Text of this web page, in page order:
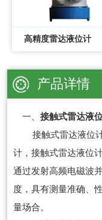
高精度雷达液位计
产品详情
一、 接触式雷达液
接触式雷达液位计
计，接触式雷达液位
通过发射高频电磁波
度，具有测量准确、
量场合。